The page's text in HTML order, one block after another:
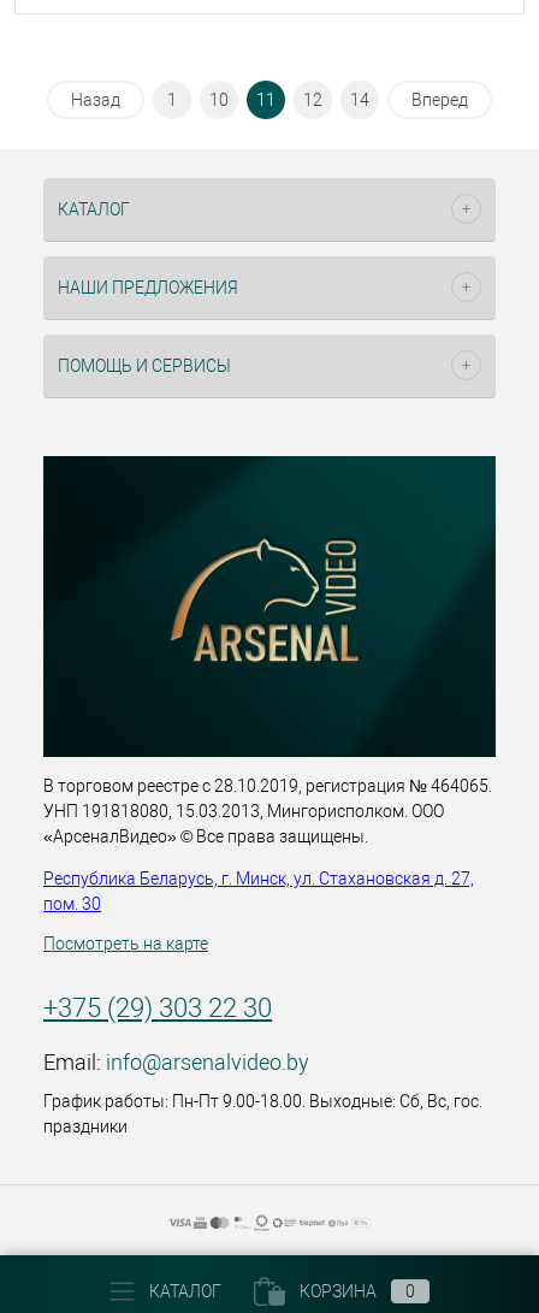
Назад 1 10 11 12 14 Вперед
КАТАЛОГ
НАШИ ПРЕДЛОЖЕНИЯ
ПОМОЩЬ И СЕРВИСЫ
В торговом реестре с 28.10.2019, регистрация № 464065.
УНП 191818080, 15.03.2013, Мингорисполком. ООО
«АрсеналВидео» © Все права защищены.
Республика Беларусь, г. Минск, ул. Стахановская д. 27,
пом. 30
Посмотреть на карте
+375 (29) 303 22 30
Email: info@arsenalvideo.by
График работы: Пн-Пт 9.00-18.00. Выходные: Сб, Вс, гос.
праздники
КАТАЛОГ КОРЗИНА 0